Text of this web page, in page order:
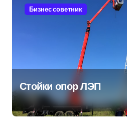
Бизнес советник
Стойки опор ЛЭП